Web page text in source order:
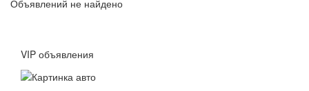
Объявлений не найдено
VIP объявления